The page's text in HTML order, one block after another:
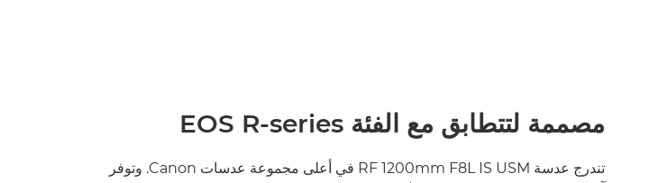
مصممة لتتطابق مع الفئة EOS R-series
تندرج عدسة RF 1200mm F8L IS USM في أعلى مجموعة عدسات Canon. وتوفر